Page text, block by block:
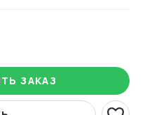
ЗАКАЗ